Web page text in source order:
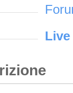
Live